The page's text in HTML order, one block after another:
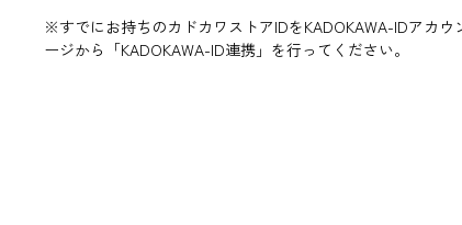
※すでにお持ちのカドカワストアIDをKADOKAWA-IDアカ
ージから「KADOKAWA-ID連携」を行ってください。